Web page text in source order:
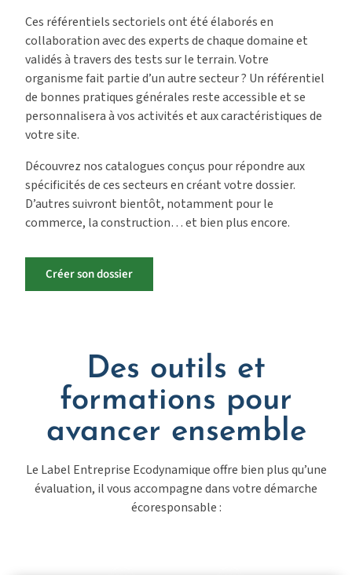
Ces référentiels sectoriels ont été élaborés en
collaboration avec des experts de chaque domaine et
validés à travers des tests sur le terrain. Votre
organisme fait partie d’un autre secteur ? Un référentiel
de bonnes pratiques générales reste accessible et se
personnalisera à vos activités et aux caractéristiques de
votre site.
Découvrez nos catalogues conçus pour répondre aux
spécificités de ces secteurs en créant votre dossier.
D’autres suivront bientôt, notamment pour le
commerce, la construction… et bien plus encore.
Créer son dossier
Des outils et
formations pour
avancer ensemble
Le Label Entreprise Ecodynamiqueoffre bien plus qu’une
évaluation, il vous accompagne dans votre démarche
écoresponsable :